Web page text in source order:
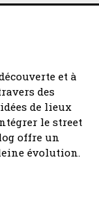
et à
des
de lieux
le street
offre un
évolution.